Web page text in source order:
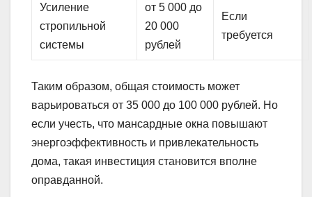
Усиление
стропильной
системы
от 5 000 до
20 000
рублей
Если
требуется
Таким образом, общая стоимость может
варьироваться от 35 000 до 100 000 рублей. Но
если учесть, что мансардные окна повышают
энергоэффективность и привлекательность
дома, такая инвестиция становится вполне
оправданной.